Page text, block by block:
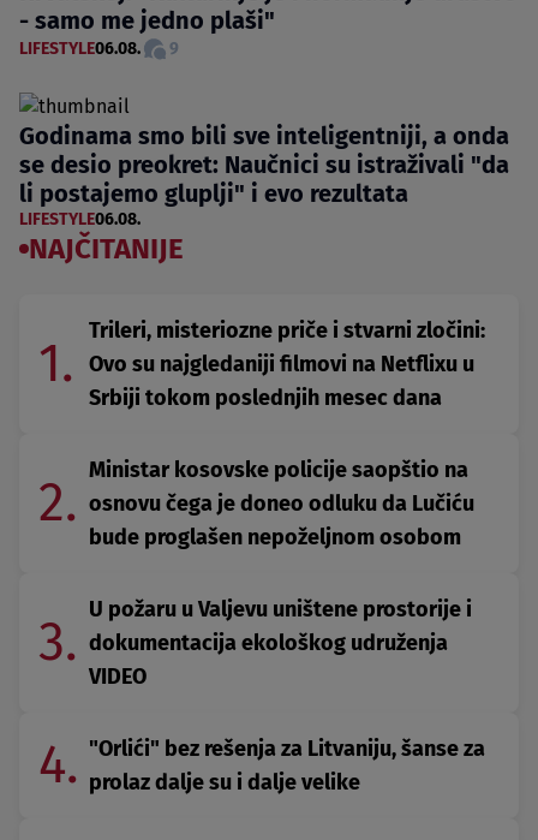
- samo me jedno plaši"
LIFESTYLE06.08. 9
Godinama smo bili sve inteligentniji, a onda
se desio preokret: Naučnici su istraživali "da
li postajemo gluplji" i evo rezultata
LIFESTYLE06.08.
NAJČITANIJE
1.
Trileri, misteriozne priče i stvarni zločini:
Ovo su najgledaniji filmovi na Netflixu u
Srbiji tokom poslednjih mesec dana
2.
Ministar kosovske policije saopštio na
osnovu čega je doneo odluku da Lučiću
bude proglašen nepoželjnom osobom
3.
U požaru u Valjevu uništene prostorije i
dokumentacija ekološkog udruženja
VIDEO
4. "Orlići" bez rešenja za Litvaniju, šanse za
prolaz dalje su i dalje velike